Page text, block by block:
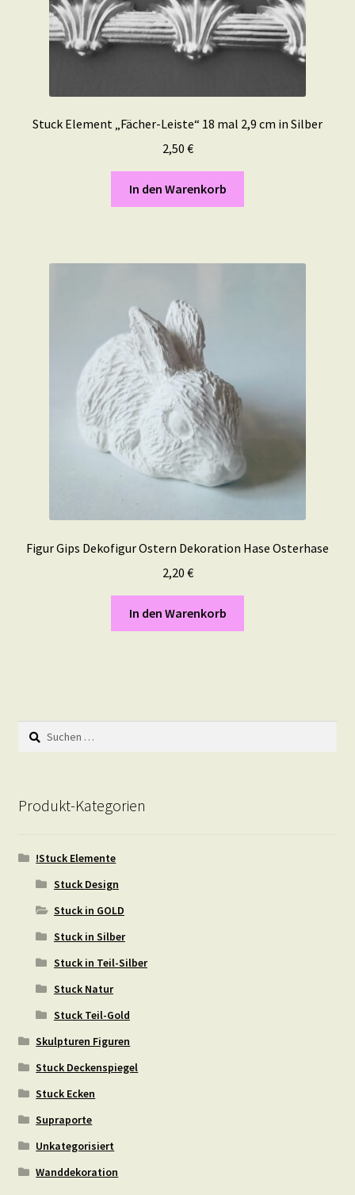
Stuck Element „Fächer-Leiste“ 18 mal 2,9 cm in Silber
2,50 €
In den Warenkorb
Figur Gips Dekofigur Ostern Dekoration Hase Osterhase
2,20 €
In den Warenkorb
Suchen
nach:
Produkt-Kategorien
!Stuck Elemente
Stuck Design
Stuck in GOLD
Stuck in Silber
Stuck in Teil-Silber
Stuck Natur
Stuck Teil-Gold
Skulpturen Figuren
Stuck Deckenspiegel
Stuck Ecken
Supraporte
Unkategorisiert
Wanddekoration